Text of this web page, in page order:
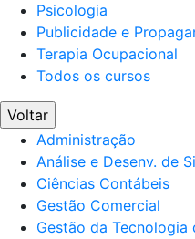
Psicologia
Publicidade e
Terapia Ocupacional
Todos os cursos
Voltar
Administração
Análise e Desenv. de
Ciências Contábeis
Gestão Comercial
Gestão da Tecnologia